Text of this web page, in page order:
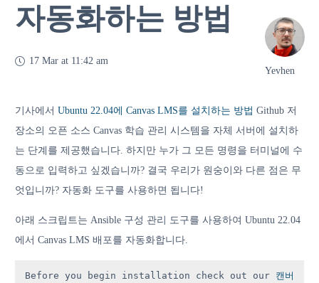
자동화하는 방법
17 Mar at 11:42 am
Yevhen
기사에서 Ubuntu 22.04에 Canvas LMS를 설치하는 방법 Github 저
장소의 오픈 소스 Canvas 학습 관리 시스템을 자체 서버에 설치하
는 단계를 제공했습니다. 하지만 누가 그 모든 명령을 터미널에 수
동으로 입력하고 싶겠습니까? 결국 우리가 원숭이와 다른 점은 무
엇입니까? 자동화 도구를 사용하면 됩니다!
아래 스크립트는 Ansible 구성 관리 도구를 사용하여 Ubuntu 22.04
에서 Canvas LMS 배포를 자동화합니다.
Before you begin installation check out our 캔버